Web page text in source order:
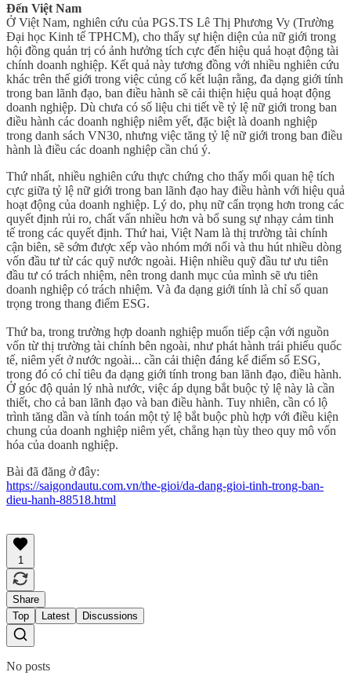
Đến Việt Nam
Ở Việt Nam, nghiên cứu của PGS.TS Lê Thị Phương Vy (Trường
Đại học Kinh tế TPHCM), cho thấy sự hiện diện của nữ giới trong
hội đồng quản trị có ảnh hưởng tích cực đến hiệu quả hoạt động tài
chính doanh nghiệp. Kết quả này tương đồng với nhiều nghiên cứu
khác trên thế giới trong việc củng cố kết luận rằng, đa dạng giới tính
trong ban lãnh đạo, ban điều hành sẽ cải thiện hiệu quả hoạt động
doanh nghiệp. Dù chưa có số liệu chi tiết về tỷ lệ nữ giới trong ban
điều hành các doanh nghiệp niêm yết, đặc biệt là doanh nghiệp
trong danh sách VN30, nhưng việc tăng tỷ lệ nữ giới trong ban điều
hành là điều các doanh nghiệp cần chú ý.
Thứ nhất, nhiều nghiên cứu thực chứng cho thấy mối quan hệ tích
cực giữa tỷ lệ nữ giới trong ban lãnh đạo hay điều hành với hiệu quả
hoạt động của doanh nghiệp. Lý do, phụ nữ cẩn trọng hơn trong các
quyết định rủi ro, chất vấn nhiều hơn và bổ sung sự nhạy cảm tinh
tế trong các quyết định. Thứ hai, Việt Nam là thị trường tài chính
cận biên, sẽ sớm được xếp vào nhóm mới nổi và thu hút nhiều dòng
vốn đầu tư từ các quỹ nước ngoài. Hiện nhiều quỹ đầu tư ưu tiên
đầu tư có trách nhiệm, nên trong danh mục của mình sẽ ưu tiên
doanh nghiệp có trách nhiệm. Và đa dạng giới tính là chỉ số quan
trọng trong thang điểm ESG.
Thứ ba, trong trường hợp doanh nghiệp muốn tiếp cận với nguồn
vốn từ thị trường tài chính bên ngoài, như phát hành trái phiếu quốc
tế, niêm yết ở nước ngoài... cần cải thiện đáng kể điểm số ESG,
trong đó có chỉ tiêu đa dạng giới tính trong ban lãnh đạo, điều hành.
Ở góc độ quản lý nhà nước, việc áp dụng bắt buộc tỷ lệ này là cần
thiết, cho cả ban lãnh đạo và ban điều hành. Tuy nhiên, cần có lộ
trình tăng dần và tính toán một tỷ lệ bắt buộc phù hợp với điều kiện
chung của doanh nghiệp niêm yết, chẳng hạn tùy theo quy mô vốn
hóa của doanh nghiệp.
Bài đã đăng ở đây:
https://saigondautu.com.vn/the-gioi/da-dang-gioi-tinh-trong-ban-
dieu-hanh-88518.html
1
Share
Top
Latest Discussions
No posts